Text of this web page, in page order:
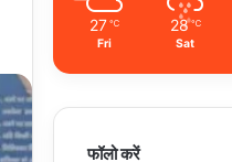
27 ℃
Fri
28 ℃
Sat
फॉलो करें